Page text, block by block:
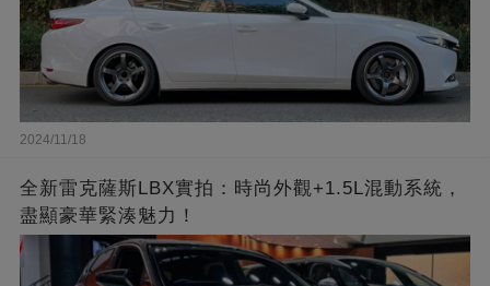
2024/11/18
全新雷克薩斯LBX實拍：時尚外觀+1.5L混動系統，
盡顯豪華緊湊魅力！